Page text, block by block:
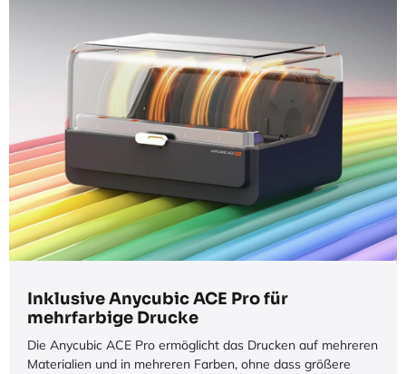
Inklusive Anycubic ACE Pro für
mehrfarbige Drucke
Die Anycubic ACE Pro ermöglicht das Drucken auf mehreren
Materialien und in mehreren Farben, ohne dass größere